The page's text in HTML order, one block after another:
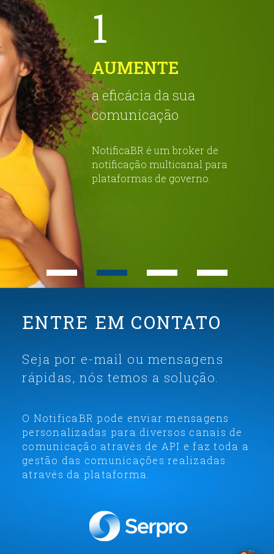
1
AUMENTE
a eficácia da sua
comunicação
NotificaBR é um broker de
notificação multicanal para
plataformas de governo.
ENTRE EM CONTATO
Seja por e-mail ou mensagens
rápidas, nós temos a solução.
O NotificaBR pode enviar mensagens
personalizadas para diversos canais de
comunicação através de API e faz toda a
gestão das comunicações realizadas
através da plataforma.